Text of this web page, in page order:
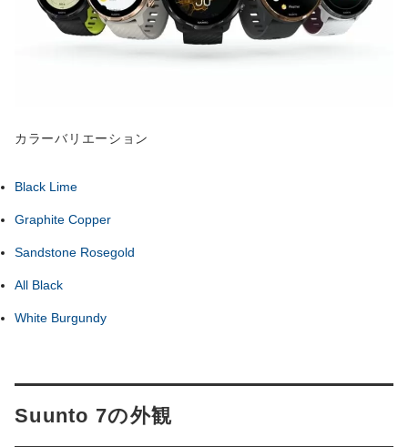
カラーバリエーション
Black Lime
Graphite Copper
Sandstone Rosegold
All Black
White Burgundy
Suunto 7の外観